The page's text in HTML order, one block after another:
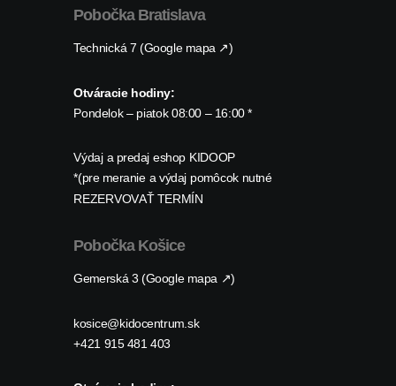
Pobočka Bratislava
Technická 7 (Google mapa ↗)
Otváracie hodiny:
Pondelok – piatok 08:00 – 16:00 *
Výdaj a predaj eshop KIDOOP
*(pre meranie a výdaj pomôcok nutné
REZERVOVAŤ TERMÍN
Pobočka Košice
Gemerská 3 (Google mapa ↗)
kosice@kidocentrum.sk
+421 915 481 403